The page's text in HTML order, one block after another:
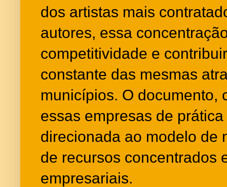
dos artistas mais
autores, essa
competitividade e
constante das mesmas
municípios. O documento,
essas empresas de
direcionada ao modelo de
de recursos concentrados
empresariais.